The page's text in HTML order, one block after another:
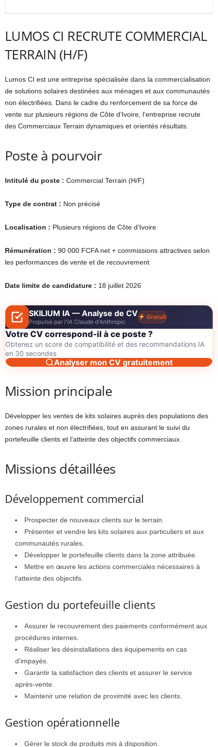
LUMOS CI RECRUTE COMMERCIAL
TERRAIN (H/F)
Lumos CI est une entreprise spécialisée dans la commercialisation
de solutions solaires destinées aux ménages et aux communautés
non électrifiées. Dans le cadre du renforcement de sa force de
vente sur plusieurs régions de Côte d’Ivoire, l’entreprise recrute
des Commerciaux Terrain dynamiques et orientés résultats.
Poste à pourvoir
Intitulé du poste : Commercial Terrain (H/F)
Type de contrat : Non précisé
Localisation : Plusieurs régions de Côte d’Ivoire
Rémunération : 90 000 FCFA net + commissions attractives selon
les performances de vente et de recouvrement
Date limite de candidature : 18 juillet 2026
SKILIUM IA — Analyse de CV
Propulsé par l'IA Claude d'Anthropic
Gratuit
Votre CV correspond-il à ce poste ?
Obtenez un score de compatibilité et des recommandations IA
en 30 secondes
Analyser mon CV gratuitement
Mission principale
Développer les ventes de kits solaires auprès des populations des
zones rurales et non électrifiées, tout en assurant le suivi du
portefeuille clients et l’atteinte des objectifs commerciaux.
Missions détaillées
Développement commercial
Prospecter de nouveaux clients sur le terrain.
Présenter et vendre les kits solaires aux particuliers et aux
communautés rurales.
Développer le portefeuille clients dans la zone attribuée.
Mettre en œuvre les actions commerciales nécessaires à
l’atteinte des objectifs.
Gestion du portefeuille clients
Assurer le recouvrement des paiements conformément aux
procédures internes.
Réaliser les désinstallations des équipements en cas
d’impayés.
Garantir la satisfaction des clients et assurer le service
après-vente.
Maintenir une relation de proximité avec les clients.
Gestion opérationnelle
Gérer le stock de produits mis à disposition.